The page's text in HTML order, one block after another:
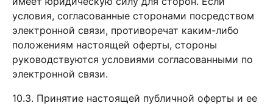
условия, согласованные сторонами посредством
электронной связи, противоречат каким-либо
положениям настоящей оферты, стороны
руководствуются условиями согласованными по
электронной связи.
10.3. Принятие настоящей публичной оферты и ее